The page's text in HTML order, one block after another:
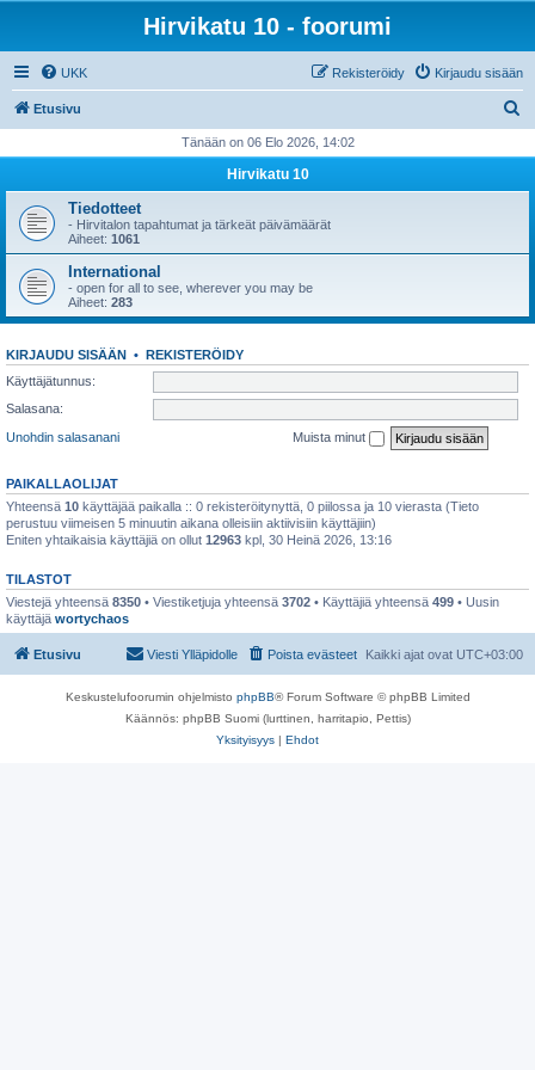
Hirvikatu 10 - foorumi
UKK Kirjaudu sisään
Rekisteröidy
Etusivu
i
Tänään on 06 Elo 2026, 14:02
Hirvikatu 10
Tiedotteet
- Hirvitalon tapahtumat ja tärkeät päivämäärät
Aiheet: 1061
International
- open for all to see, wherever you may be
Aiheet: 283
KIRJAUDU SISÄÄN • REKISTERÖIDY
Käyttäjätunnus:
Salasana:
Unohdin salasanani
Muista minut
PAIKALLAOLIJAT
Yhteensä 10 käyttäjää paikalla :: 0 rekisteröitynyttä, 0 piilossa ja 10 vierasta (Tieto
perustuu viimeisen 5 minuutin aikana olleisiin aktiivisiin käyttäjiin)
Eniten yhtaikaisia käyttäjiä on ollut 12963 kpl, 30 Heinä 2026, 13:16
TILASTOT
Viestejä yhteensä 8350 • Viestiketjuja yhteensä 3702 • Käyttäjiä yhteensä 499 • Uusin
käyttäjä wortychaos
Etusivu Kaikki ajat ovat UTC+03:00
Poista evästeet
Viesti Ylläpidolle
Keskustelufoorumin ohjelmisto phpBB® Forum Software © phpBB Limited
Käännös: phpBB Suomi (lurttinen, harritapio, Pettis)
Yksityisyys | Ehdot